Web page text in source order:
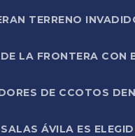
TERRENO
DE LA FRONTERA
DE CCOTOS
ÁVILA ES